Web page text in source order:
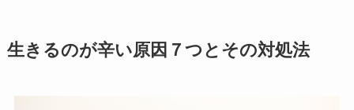
生きるのが辛い原因７つとその対処法